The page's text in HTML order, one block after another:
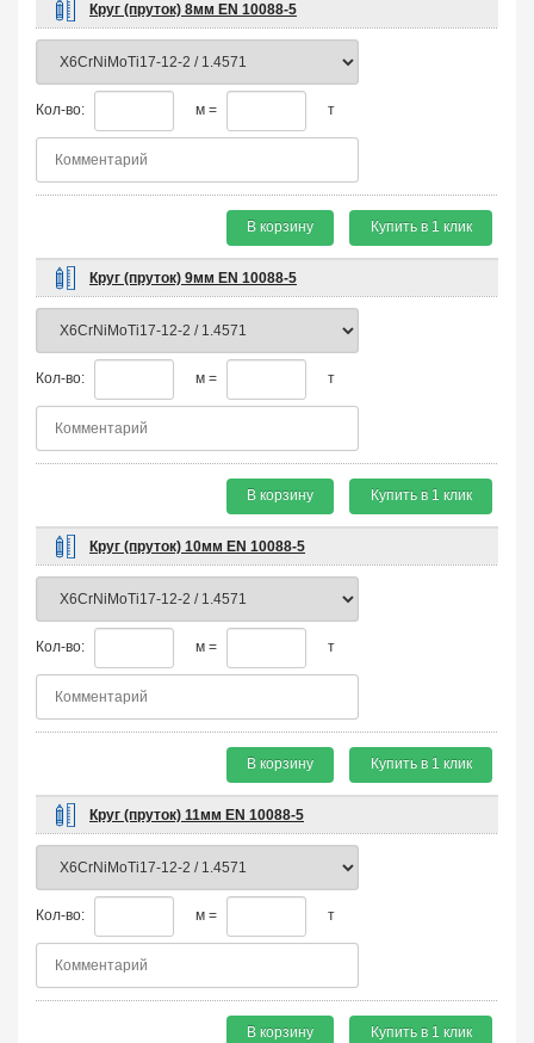
Круг (пруток) 8мм EN 10088-5
Кол-во: м = т
В корзину Купить в 1 клик
Круг (пруток) 9мм EN 10088-5
Кол-во: м = т
В корзину Купить в 1 клик
Круг (пруток) 10мм EN 10088-5
Кол-во: м = т
В корзину Купить в 1 клик
Круг (пруток) 11мм EN 10088-5
Кол-во: м = т
В корзину Купить в 1 клик